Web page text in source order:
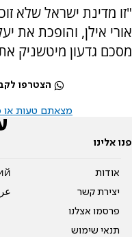
"זו מדינת ישראל שלא
אורי אילן, והופכת את
מסכם גדעון מיטשניק
הצטרפו
מצאתם טעות או
פנו אלינו
אודות
יצירת קשר
פרסמו אצלנו
תנאי שימוש